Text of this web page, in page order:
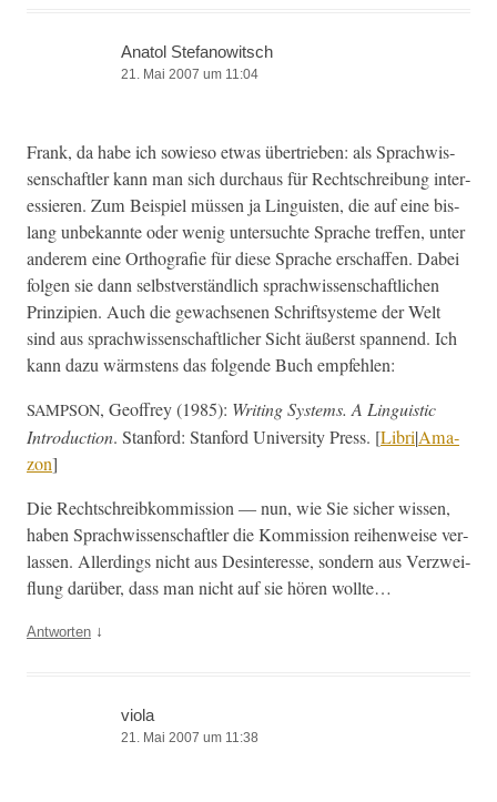
Anatol Stefanowitsch
21. Mai 2007 um 11:04
Frank, da habe ich sowieso etwas über­trieben: als Sprach­wis­
senschaftler kann man sich dur­chaus für Rechtschrei­bung inter­
essieren. Zum Beispiel müssen ja Lin­guis­ten, die auf eine bis­
lang unbekan­nte oder wenig unter­suchte Sprache tre­f­fen, unter
anderem eine Orthografie für diese Sprache erschaf­fen. Dabei
fol­gen sie dann selb­stver­ständlich sprach­wis­senschaftlichen
Prinzip­i­en. Auch die gewach­se­nen Schrift­sys­teme der Welt
sind aus sprach­wis­senschaftlich­er Sicht äußerst span­nend. Ich
kann dazu wärm­stens das fol­gende Buch empfehlen:
SAMPSON, Geof­frey (1985): Writ­ing Sys­tems. A Lin­guis­tic
Intro­duc­tion. Stan­ford: Stan­ford Uni­ver­si­ty Press. [Lib­ri|Ama­
zon]
Die Rechtschreibkom­mis­sion — nun, wie Sie sich­er wis­sen,
haben Sprach­wis­senschaftler die Kom­mis­sion rei­hen­weise ver­
lassen. Allerd­ings nicht aus Desin­ter­esse, son­dern aus Verzwei­
flung darüber, dass man nicht auf sie hören wollte…
Antworten ↓
viola
21. Mai 2007 um 11:38